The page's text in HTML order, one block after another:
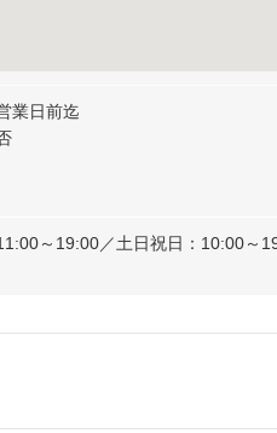
業日前迄
～19:00／土日祝日：10:00～